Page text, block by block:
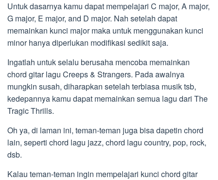
Untuk dasarnya kamu dapat mempelajari C major, A major,
G major, E major, and D major. Nah setelah dapat
memainkan kunci major maka untuk menggunakan kunci
minor hanya diperlukan modifikasi sedikit saja.
Ingatlah untuk selalu berusaha mencoba memainkan
chord gitar lagu Creeps & Strangers. Pada awalnya
mungkin susah, diharapkan setelah terbiasa musik tsb,
kedepannya kamu dapat memainkan semua lagu dari The
Tragic Thrills.
Oh ya, di laman ini, teman-teman juga bisa dapetin chord
lain, seperti chord lagu jazz, chord lagu country, pop, rock,
dsb.
Kalau teman-teman ingin mempelajari kunci chord gitar